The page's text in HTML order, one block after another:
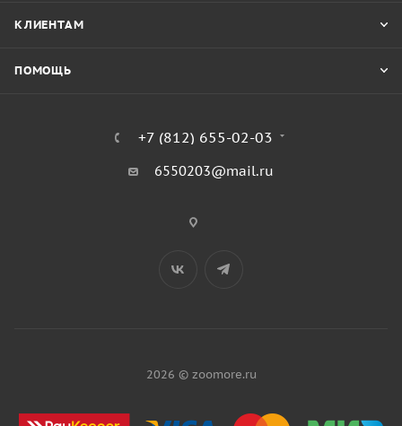
КЛИЕНТАМ
ПОМОЩЬ
+7 (812) 655-02-03
6550203@mail.ru
2026 © zoomore.ru